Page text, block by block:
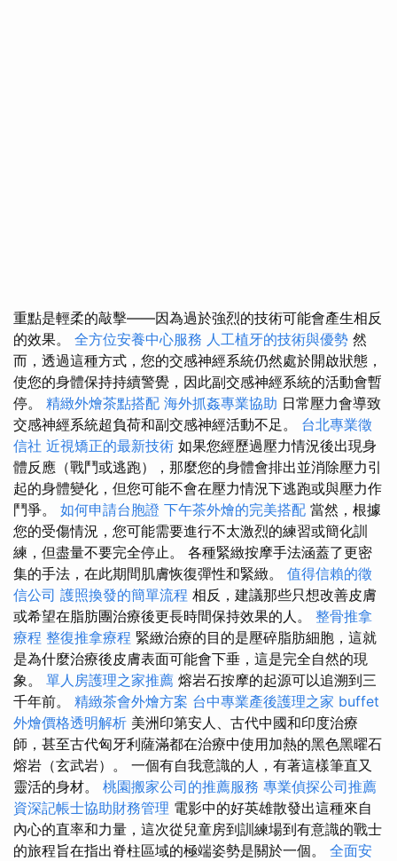
重點是輕柔的敲擊——因為過於強烈的技術可能會產生相反
的效果。 全方位安養中心服務 人工植牙的技術與優勢 然
而，透過這種方式，您的交感神經系統仍然處於開啟狀態，
使您的身體保持持續警覺，因此副交感神經系統的活動會暫
停。 精緻外燴茶點搭配 海外抓姦專業協助 日常壓力會導致
交感神經系統超負荷和副交感神經活動不足。 台北專業徵
信社 近視矯正的最新技術 如果您經歷過壓力情況後出現身
體反應（戰鬥或逃跑），那麼您的身體會排出並消除壓力引
起的身體變化，但您可能不會在壓力情況下逃跑或與壓力作
鬥爭。 如何申請台胞證 下午茶外燴的完美搭配 當然，根據
您的受傷情況，您可能需要進行不太激烈的練習或簡化訓
練，但盡量不要完全停止。 各種緊緻按摩手法涵蓋了更密
集的手法，在此期間肌膚恢復彈性和緊緻。 值得信賴的徵
信公司 護照換發的簡單流程 相反，建議那些只想改善皮膚
或希望在脂肪團治療後更長時間保持效果的人。 整骨推拿
療程 整復推拿療程 緊緻治療的目的是壓碎脂肪細胞，這就
是為什麼治療後皮膚表面可能會下垂，這是完全自然的現
象。 單人房護理之家推薦 熔岩石按摩的起源可以追溯到三
千年前。 精緻茶會外燴方案 台中專業產後護理之家 buffet
外燴價格透明解析 美洲印第安人、古代中國和印度治療
師，甚至古代匈牙利薩滿都在治療中使用加熱的黑色黑曜石
熔岩（玄武岩）。 一個有自我意識的人，有著這樣筆直又
靈活的身材。 桃園搬家公司的推薦服務 專業偵探公司推薦
資深記帳士協助財務管理 電影中的好英雄散發出這種來自
內心的直率和力量，這次從兒童房到訓練場到有意識的戰士
的旅程旨在指出脊柱區域的極端姿勢是關於一個。 全面安